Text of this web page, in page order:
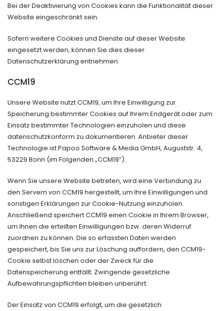
Bei der Deaktivierung von Cookies kann die Funktionalität dieser
Website eingeschränkt sein.
Sofern weitere Cookies und Dienste auf dieser Website
eingesetzt werden, können Sie dies dieser
Datenschutzerklärung entnehmen.
CCM19
Unsere Website nutzt CCM19, um Ihre Einwilligung zur
Speicherung bestimmter Cookies auf Ihrem Endgerät oder zum
Einsatz bestimmter Technologien einzuholen und diese
datenschutzkonform zu dokumentieren. Anbieter dieser
Technologie ist Papoo Software & Media GmbH, Auguststr. 4,
53229 Bonn (im Folgenden „CCM19“).
Wenn Sie unsere Website betreten, wird eine Verbindung zu
den Servern von CCM19 hergestellt, um Ihre Einwilligungen und
sonstigen Erklärungen zur Cookie-Nutzung einzuholen.
Anschließend speichert CCM19 einen Cookie in Ihrem Browser,
um Ihnen die erteilten Einwilligungen bzw. deren Widerruf
zuordnen zu können. Die so erfassten Daten werden
gespeichert, bis Sie uns zur Löschung auffordern, den CCM19-
Cookie selbst löschen oder der Zweck für die
Datenspeicherung entfällt. Zwingende gesetzliche
Aufbewahrungspflichten bleiben unberührt.
Der Einsatz von CCM19 erfolgt, um die gesetzlich